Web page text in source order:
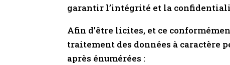
garantir l’intégrité et la
Afin d’être licites, et ce
traitement des données à caractère
après énumérées :